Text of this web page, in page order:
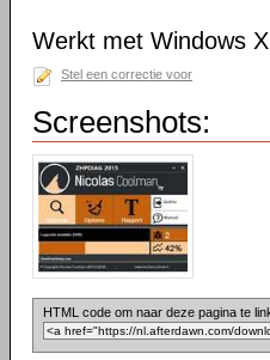
Werkt met Windows
Stel een correctie voor
Screenshots:
HTML code om naar deze pagina te